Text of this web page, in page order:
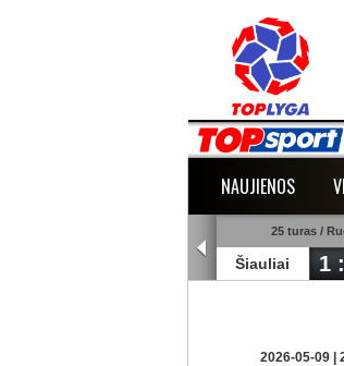
NAUJIENOS
25 turas /
Šiauliai 1
2026-05-09 |